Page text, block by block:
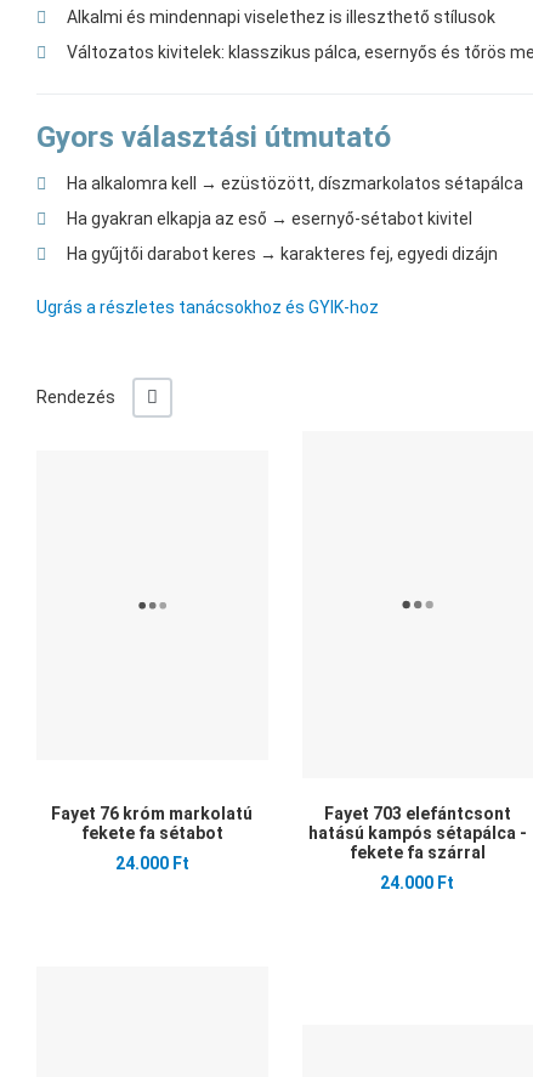
Alkalmi és mindennapi viselethez is illeszthető stílusok
Változatos kivitelek: klasszikus pálca, esernyős és tőrös
Gyors választási útmutató
Ha alkalomra kell → ezüstözött, díszmarkolatos sétapálca
Ha gyakran elkapja az eső → esernyő-sétabot kivitel
Ha gyűjtői darabot keres → karakteres fej, egyedi dizájn
Ugrás a részletes tanácsokhoz és GYIK-hoz
Rendezés +/-
Fayet 76 króm markolatú
fekete fa sétabot
24.000 Ft
Fayet 703 elefántcsont
hatású kampós sétapálca -
fekete fa szárral
24.000 Ft